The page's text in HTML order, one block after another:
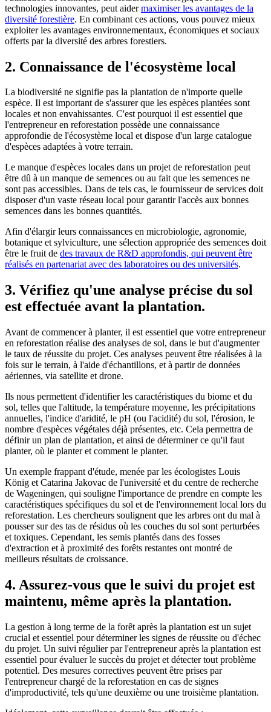
technologies innovantes, peut aidermaximiser les avantages de la
diversité forestière. En combinant ces actions, vous pouvez mieux
exploiter les avantages environnementaux, économiques et sociaux
offerts par la diversité des arbres forestiers.
2. Connaissance de l'écosystème local
La biodiversité ne signifie pas la plantation de n'importe quelle
espèce. Il est important de s'assurer que les espèces plantées sont
locales et non envahissantes. C'est pourquoi il est essentiel que
l'entrepreneur en reforestation possède une connaissance
approfondie de l'écosystème local et dispose d'un large catalogue
d'espèces adaptées à votre terrain.
Le manque d'espèces locales dans un projet de reforestation peut
être dû à un manque de semences ou au fait que les semences ne
sont pas accessibles. Dans de tels cas, le fournisseur de services doit
disposer d'un vaste réseau local pour garantir l'accès aux bonnes
semences dans les bonnes quantités.
Afin d'élargir leurs connaissances en microbiologie, agronomie,
botanique et sylviculture, une sélection appropriée des semences doit
être le fruit de des travaux de R&D approfondis, qui peuvent être
réalisés en partenariat avec des laboratoires ou des universités.
3. Vérifiez qu'une analyse précise du sol
est effectuée avant la plantation.
Avant de commencer à planter, il est essentiel que votre entrepreneur
en reforestation réalise des analyses de sol, dans le but d'augmenter
le taux de réussite du projet. Ces analyses peuvent être réalisées à la
fois sur le terrain, à l'aide d'échantillons, et à partir de données
aériennes, via satellite et drone.
Ils nous permettent d'identifier les caractéristiques du biome et du
sol, telles que l'altitude, la température moyenne, les précipitations
annuelles, l'indice d'aridité, le pH (ou l'acidité) du sol, l'érosion, le
nombre d'espèces végétales déjà présentes, etc. Cela permettra de
définir un plan de plantation, et ainsi de déterminer ce qu'il faut
planter, où le planter et comment le planter.
Un exemple frappant d'étude, menée par les écologistes Louis
König et Catarina Jakovac de l'université et du centre de recherche
de Wageningen, qui souligne l'importance de prendre en compte les
caractéristiques spécifiques du sol et de l'environnement local lors du
reforestation. Les chercheurs soulignent que les arbres ont du mal à
pousser sur des tas de résidus où les couches du sol sont perturbées
et toxiques. Cependant, les semis plantés dans des fosses
d'extraction et à proximité des forêts restantes ont montré de
meilleurs résultats de croissance.
4. Assurez-vous que le suivi du projet est
maintenu, même après la plantation.
La gestion à long terme de la forêt après la plantation est un sujet
crucial et essentiel pour déterminer les signes de réussite ou d'échec
du projet. Un suivi régulier par l'entrepreneur après la plantation est
essentiel pour évaluer le succès du projet et détecter tout problème
potentiel. Des mesures correctives peuvent être prises par
l'entrepreneur chargé de la reforestation en cas de signes
d'improductivité, tels qu'une deuxième ou une troisième plantation.